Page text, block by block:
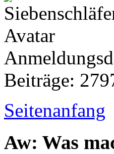
Beiträge:
Seitenanfang
Aw: Was